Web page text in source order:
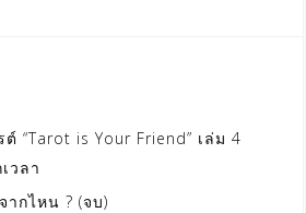
“Tarot is Your Friend” เล่ม 4
วลา
ากไหน ? (จบ)